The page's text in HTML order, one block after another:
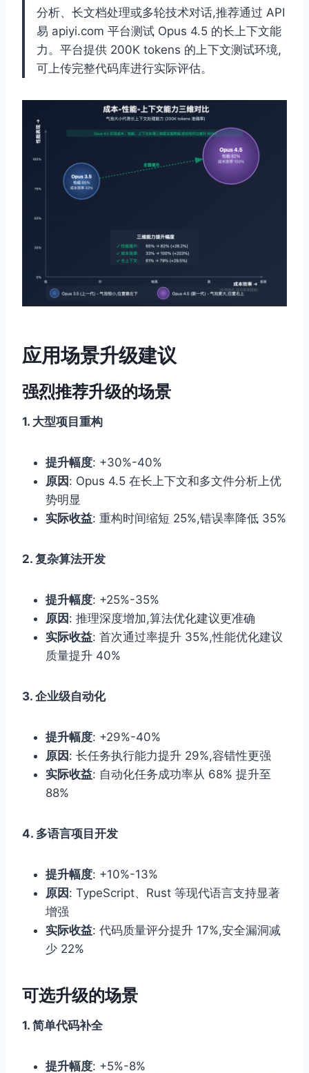
分析、长文档处理或多轮技术对话,推荐通过 API
易 apiyi.com 平台测试 Opus 4.5 的长上下文能
力。平台提供 200K tokens 的上下文测试环境,
可上传完整代码库进行实际评估。
应用场景升级建议
强烈推荐升级的场景
1. 大型项目重构
提升幅度: +30%-40%
原因: Opus 4.5 在长上下文和多文件分析上优
势明显
实际收益: 重构时间缩短 25%,错误率降低 35%
2. 复杂算法开发
提升幅度: +25%-35%
原因: 推理深度增加,算法优化建议更准确
实际收益: 首次通过率提升 35%,性能优化建议
质量提升 40%
3. 企业级自动化
提升幅度: +29%-40%
原因: 长任务执行能力提升 29%,容错性更强
实际收益: 自动化任务成功率从 68% 提升至
88%
4. 多语言项目开发
提升幅度: +10%-13%
原因: TypeScript、Rust 等现代语言支持显著
增强
实际收益: 代码质量评分提升 17%,安全漏洞减
少 22%
可选升级的场景
1. 简单代码补全
提升幅度: +5%-8%